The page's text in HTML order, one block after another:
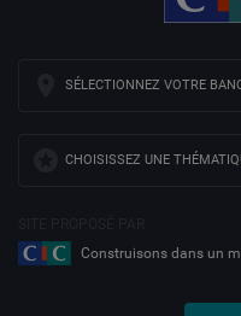
SÉLECTIONNEZ VOTRE
CHOISISSEZ UNE
Construisons dans un